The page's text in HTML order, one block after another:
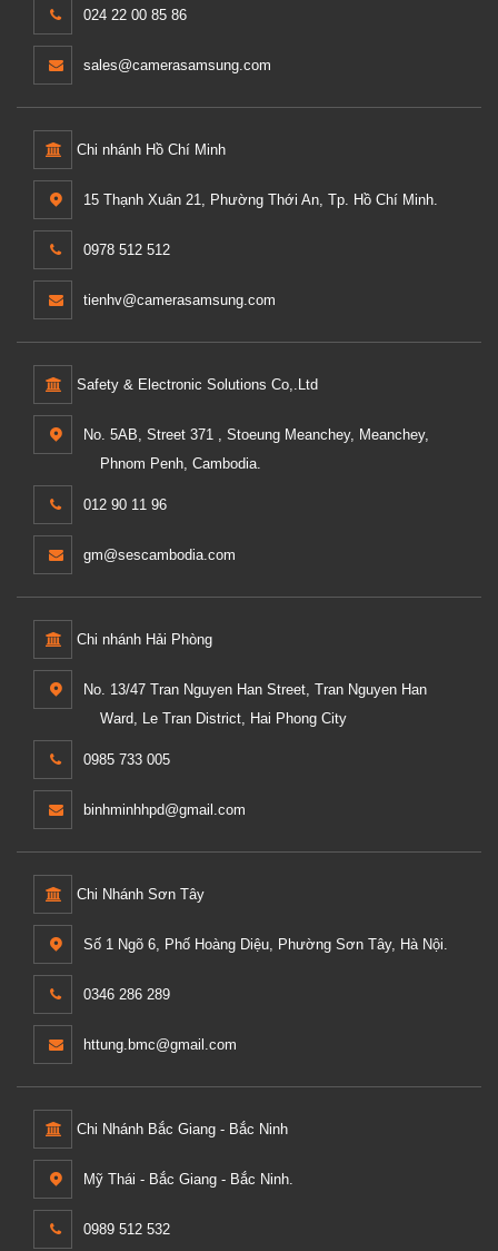
024 22 00 85 86
sales@camerasamsung.com
Chi nhánh Hồ Chí Minh
15 Thạnh Xuân 21, Phường Thới An, Tp. Hồ Chí Minh.
0978 512 512
tienhv@camerasamsung.com
Safety & Electronic Solutions Co,.Ltd
No. 5AB, Street 371 , Stoeung Meanchey, Meanchey,
Phnom Penh, Cambodia.
012 90 11 96
gm@sescambodia.com
Chi nhánh Hải Phòng
No. 13/47 Tran Nguyen Han Street, Tran Nguyen Han
Ward, Le Tran District, Hai Phong City
0985 733 005
binhminhhpd@gmail.com
Chi Nhánh Sơn Tây
Số 1 Ngõ 6, Phố Hoàng Diệu, Phường Sơn Tây, Hà Nội.
0346 286 289
httung.bmc@gmail.com
Chi Nhánh Bắc Giang - Bắc Ninh
Mỹ Thái - Bắc Giang - Bắc Ninh.
0989 512 532